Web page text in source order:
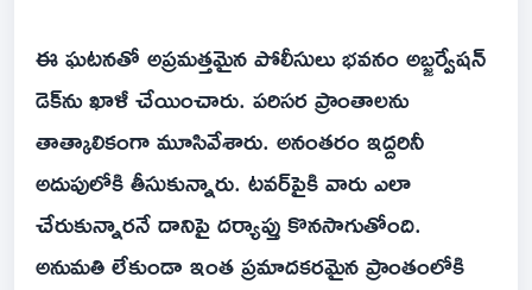
ఈ ఘటనతో అప్రమత్తమైన పోలీసులు భవనం అబ్జర్వేషన్‌
డెక్‌ను ఖాళీ చేయించారు. పరిసర ప్రాంతాలను
తాత్కాలికంగా మూసివేశారు. అనంతరం ఇద్దరినీ
అదుపులోకి తీసుకున్నారు. టవర్‌పైకి వారు ఎలా
చేరుకున్నారనే దానిపై దర్యాప్తు కొనసాగుతోంది.
అనుమతి లేకుండా ఇంత ప్రమాదకరమైన ప్రాంతంలోకి